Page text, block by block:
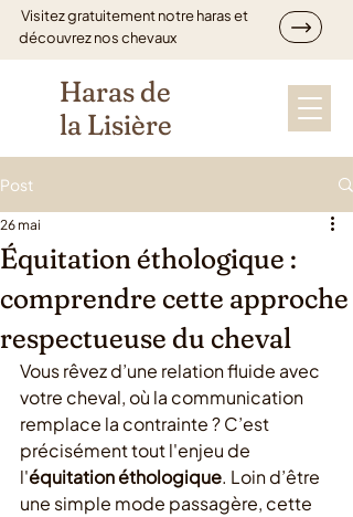
Visitez gratuitement notre haras et
découvrez nos chevaux
Haras de
la Lisière
Post
Équitation éthologique :
comprendre cette approche
respectueuse du cheval
26 mai
Vous rêvez d’une relation fluide avec
votre cheval, où la communication
remplace la contrainte ? C’est
précisément tout l'enjeu de
l'équitation éthologique. Loin d’être
une simple mode passagère, cette